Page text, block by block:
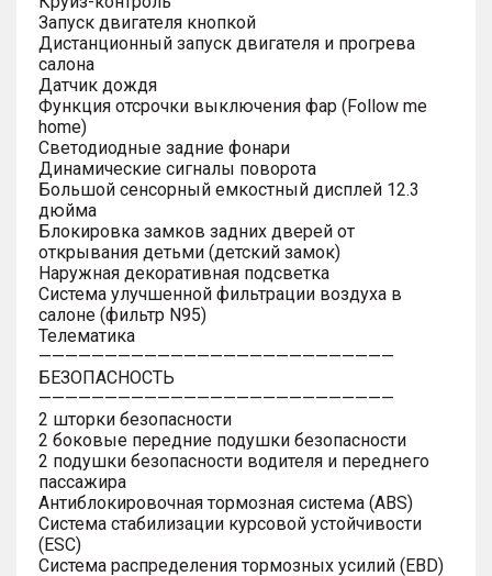
Запуск двигателя кнопкой
Дистанционный запуск двигателя и прогрева
салона
Датчик дождя
Функция отсрочки выключения фар (Follow me
home)
Светодиодные задние фонари
Динамические сигналы поворота
Большой сенсорный емкостный дисплей 12.3
дюйма
Блокировка замков задних дверей от
открывания детьми (детский замок)
Наружная декоративная подсветка
Система улучшенной фильтрации воздуха в
салоне (фильтр N95)
Телематика
———————————————————————————
БЕЗОПАСНОСТЬ
———————————————————————————
2 шторки безопасности
2 боковые передние подушки безопасности
2 подушки безопасности водителя и переднего
пассажира
Антиблокировочная тормозная система (ABS)
Система стабилизации курсовой устойчивости
(ESC)
Система распределения тормозных усилий (EBD)